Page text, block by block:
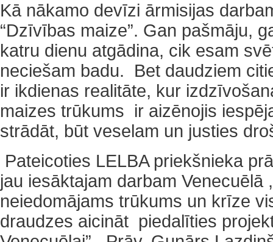
Kā nākamo devīzi ārmisijas
“Dzīvības maize”. Gan pašmāju,
katru dienu atgādina, cik esam
neciešam badu. Bet daudziem
ir ikdienas realitāte, kur
maizes trūkums ir aizēnojis
strādāt, būt veselam un justies
Pateicoties LELBA priekšnieka
jau iesāktajam darbam Venecuēlā
neiedomājams trūkums un krīze
draudzes aicināt piedalīties